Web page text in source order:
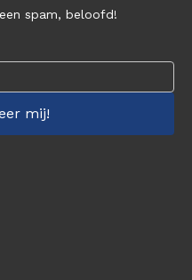
spam, beloofd!